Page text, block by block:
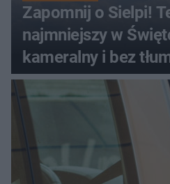
Zapomnij o Sielpi!
najmniejszy w Świętokrzyskiem,
kameralny i bez